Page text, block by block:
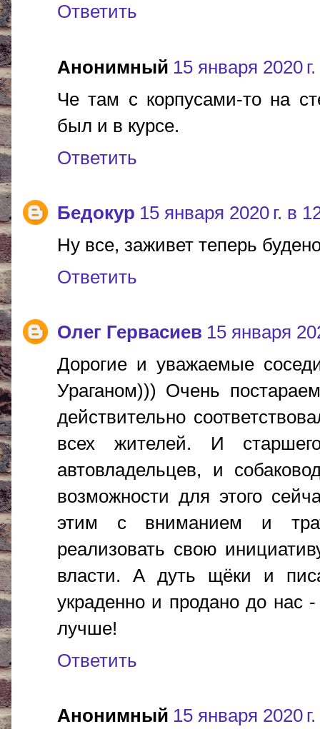
Ответить
Анонимный 15 января 2020
Че там с корпусами-то на
был и в курсе.
Ответить
Бедокур 15 января 2020 г. в
Ну все, заживет теперь
Ответить
Олег Гервасиев 15 января
Дорогие и уважаемые
Ураганом))) Очень
действительно
всех жителей. И
автовладельцев, и
возможности для этого
этим с вниманием и
реализовать свою
власти. А дуть щёки и
украденно и продано до нас
лучше!
Ответить
Анонимный 15 января 2020